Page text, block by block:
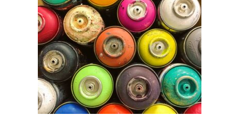
Het gebruik van geurige zomerse kruiden kan een
opmerkelijke sensatie aan je leefruimte toevoegen,
waardoor een sfeer ontstaat die doet denken aan
zonnige dagen en open veldbloemen. Deze kruiden
bieden niet alleen een esthetische aantrekkingskracht,
maar ook een aromatische ambiance die je huis
verfrist. In 2026 is er een groeiende trend om kruiden
te gebruiken…
Read more →